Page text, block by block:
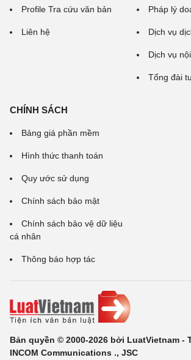
Profile Tra cứu văn bản
Liên hệ
Pháp lý
Dịch vụ
Dịch vụ
Tổng đài
CHÍNH SÁCH
Bảng giá phần mềm
Hình thức thanh toán
Quy ước sử dụng
Chính sách bảo mật
Chính sách bảo vệ dữ liệu
cá nhân
Thông báo hợp tác
Bản quyền © 2000-2026 bởi LuatVietnam -
INCOM Communications ., JSC